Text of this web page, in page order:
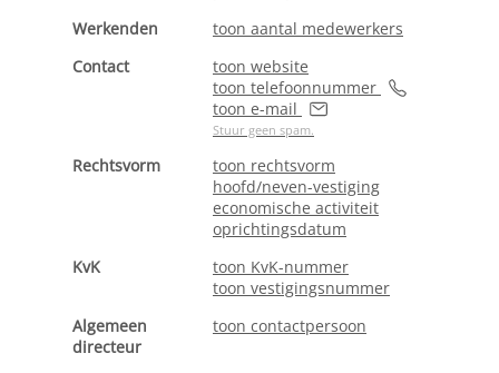
Werkenden
toon aantal medewerkers
Contact
toon website
toon telefoonnummer
toon e-mail
Stuur geen spam.
Rechtsvorm
toon rechtsvorm
hoofd/neven-vestiging
economische activiteit
oprichtingsdatum
KvK
toon KvK-nummer
toon vestigingsnummer
Algemeen
directeur
toon contactpersoon